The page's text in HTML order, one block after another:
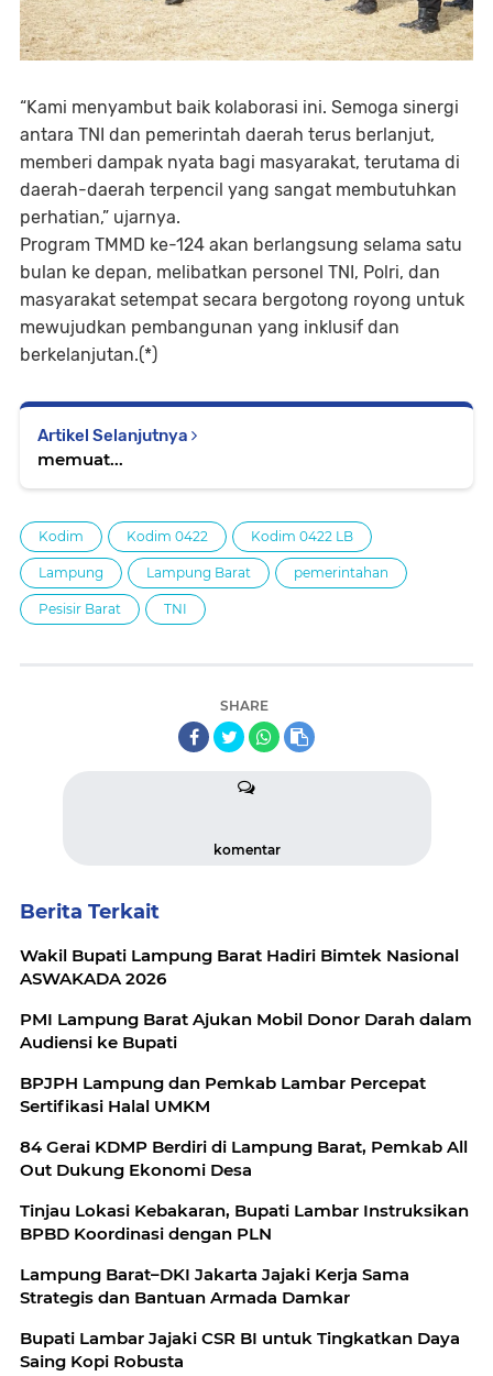
“Kami menyambut baik kolaborasi ini. Semoga sinergi
antara TNI dan pemerintah daerah terus berlanjut,
memberi dampak nyata bagi masyarakat, terutama di
daerah-daerah terpencil yang sangat membutuhkan
perhatian,” ujarnya.
Program TMMD ke-124 akan berlangsung selama satu
bulan ke depan, melibatkan personel TNI, Polri, dan
masyarakat setempat secara bergotong royong untuk
mewujudkan pembangunan yang inklusif dan
berkelanjutan.(*)
Artikel Selanjutnya
memuat...
Kodim Kodim 0422 Kodim 0422 LB
Lampung Lampung Barat pemerintahan
Pesisir Barat TNI
SHARE
komentar
Berita Terkait
Wakil Bupati Lampung Barat Hadiri Bimtek Nasional
ASWAKADA 2026
PMI Lampung Barat Ajukan Mobil Donor Darah dalam
Audiensi ke Bupati
BPJPH Lampung dan Pemkab Lambar Percepat
Sertifikasi Halal UMKM
84 Gerai KDMP Berdiri di Lampung Barat, Pemkab All
Out Dukung Ekonomi Desa
Tinjau Lokasi Kebakaran, Bupati Lambar Instruksikan
BPBD Koordinasi dengan PLN
Lampung Barat–DKI Jakarta Jajaki Kerja Sama
Strategis dan Bantuan Armada Damkar
Bupati Lambar Jajaki CSR BI untuk Tingkatkan Daya
Saing Kopi Robusta